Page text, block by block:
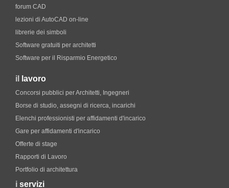
forum CAD
lezioni di AutoCAD on-line
librerie dei simboli
Software gratuiti per architetti
Software per il Risparmio Energetico
il lavoro
Concorsi pubblici per Architetti, Ingegneri
Borse di studio, assegni di ricerca, incarichi
Elenchi professionisti per affidamenti d'incarico
Gare per affidamenti d'incarico
Offerte di stage
Rapporti di Lavoro
Portfolio di architettura
i servizi